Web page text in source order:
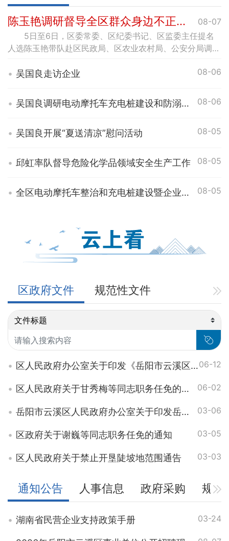
陈玉艳调研督导全区群众身边不正之风和腐败问题集中整治工作
08-07
5日至6日，区委常委、区纪委书记、区监委主任提名
人选陈玉艳带队赴区民政局、区农业农村局、公安分局调研
对账”。 调…
吴国良走访企业 08-06
吴国良调研电动摩托车充电桩建设和防溺水工作 08-06
吴国良开展“夏送清凉”慰问活动 08-05
邱虹率队督导危险化学品领域安全生产工作 08-05
全区电动摩托车整治和充电桩建设暨企业包保服务工作调度会议召开 08-05
区政府文件 规范性文件
区人民政府办公室关于印发《岳阳市云溪区电动车安全隐患整治行动方案》的通知06-12
区人民政府关于甘秀梅等同志职务任免的通知 06-02
岳阳市云溪区人民政府办公室关于印发岳阳市云溪区人民政府领导成员工作分工的通知 03-06
区政府关于谢巍等同志职务任免的通知 03-05
区人民政府关于禁止开垦陡坡地范围通告 03-03
通知公告 人事信息 政府采购 规划
湖南省民营企业支持政策手册 03-24